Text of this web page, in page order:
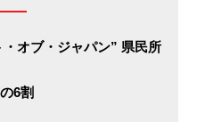
オブ・ジャパン” 県民所
6割